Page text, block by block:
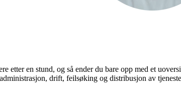
en stund, og så ender du bare opp med et
drift, feilsøking og distribusjon av